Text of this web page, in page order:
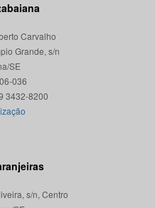
Carvalho
Grande, s/n
SE
036
s/n, Centro